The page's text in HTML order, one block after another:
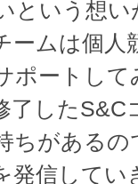
という想
ームは個
ポートし
了した
ちがある
発信してい